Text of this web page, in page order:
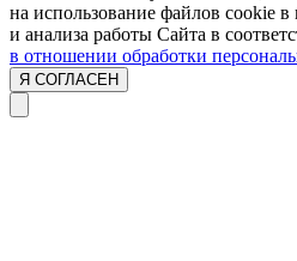
на использование файлов cookie в
и анализа работы Сайта в
в отношении обработки
Я СОГЛАСЕН